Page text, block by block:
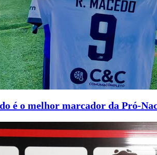
é o melhor marcador da Pró-